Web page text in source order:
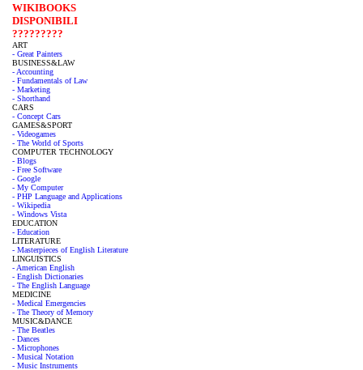
WIKIBOOKS
DISPONIBILI
?????????
ART
- Great Painters
BUSINESS&LAW
- Accounting
- Fundamentals of Law
- Marketing
- Shorthand
CARS
- Concept Cars
GAMES&SPORT
- Videogames
- The World of Sports
COMPUTER TECHNOLOGY
- Blogs
- Free Software
- Google
- My Computer
- PHP Language and Applications
- Wikipedia
- Windows Vista
EDUCATION
- Education
LITERATURE
- Masterpieces of English Literature
LINGUISTICS
- American English
- English Dictionaries
- The English Language
MEDICINE
- Medical Emergencies
- The Theory of Memory
MUSIC&DANCE
- The Beatles
- Dances
- Microphones
- Musical Notation
- Music Instruments